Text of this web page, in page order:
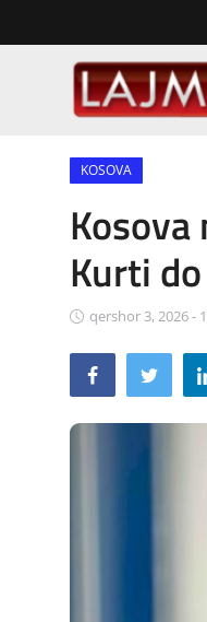
LAJME MAQEDONI
SHQIPERI
KOSOVA
LAJME NGA BOTA
SHOWBIZ
KOSOVA
Kurti
qershor 3, 2026 -